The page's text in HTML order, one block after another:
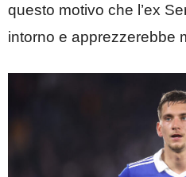
questo motivo che l’ex
intorno e apprezzerebbe